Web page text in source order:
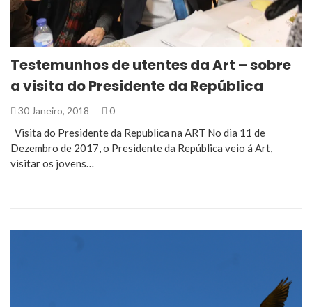
Testemunhos de utentes da Art – sobre
a visita do Presidente da República
30 Janeiro, 2018 0
Visita do Presidente da Republica na ART No dia 11 de
Dezembro de 2017, o Presidente da República veio á Art,
visitar os jovens…